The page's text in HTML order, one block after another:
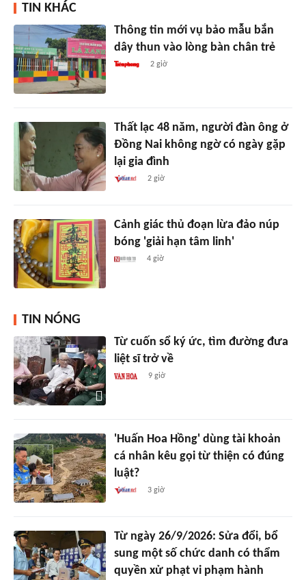
TIN KHÁC
Thông tin mới vụ bảo mẫu bắn
dây thun vào lòng bàn chân trẻ
2 giờ
Thất lạc 48 năm, người đàn ông ở
Đồng Nai không ngờ có ngày gặp
lại gia đình
2 giờ
Cảnh giác thủ đoạn lừa đảo núp
bóng 'giải hạn tâm linh'
4 giờ
TIN NÓNG
Từ cuốn sổ ký ức, tìm đường đưa
liệt sĩ trở về
9 giờ
'Huấn Hoa Hồng' dùng tài khoản
cá nhân kêu gọi từ thiện có đúng
luật?
3 giờ
Từ ngày 26/9/2026: Sửa đổi, bổ
sung một số chức danh có thẩm
quyền xử phạt vi phạm hành